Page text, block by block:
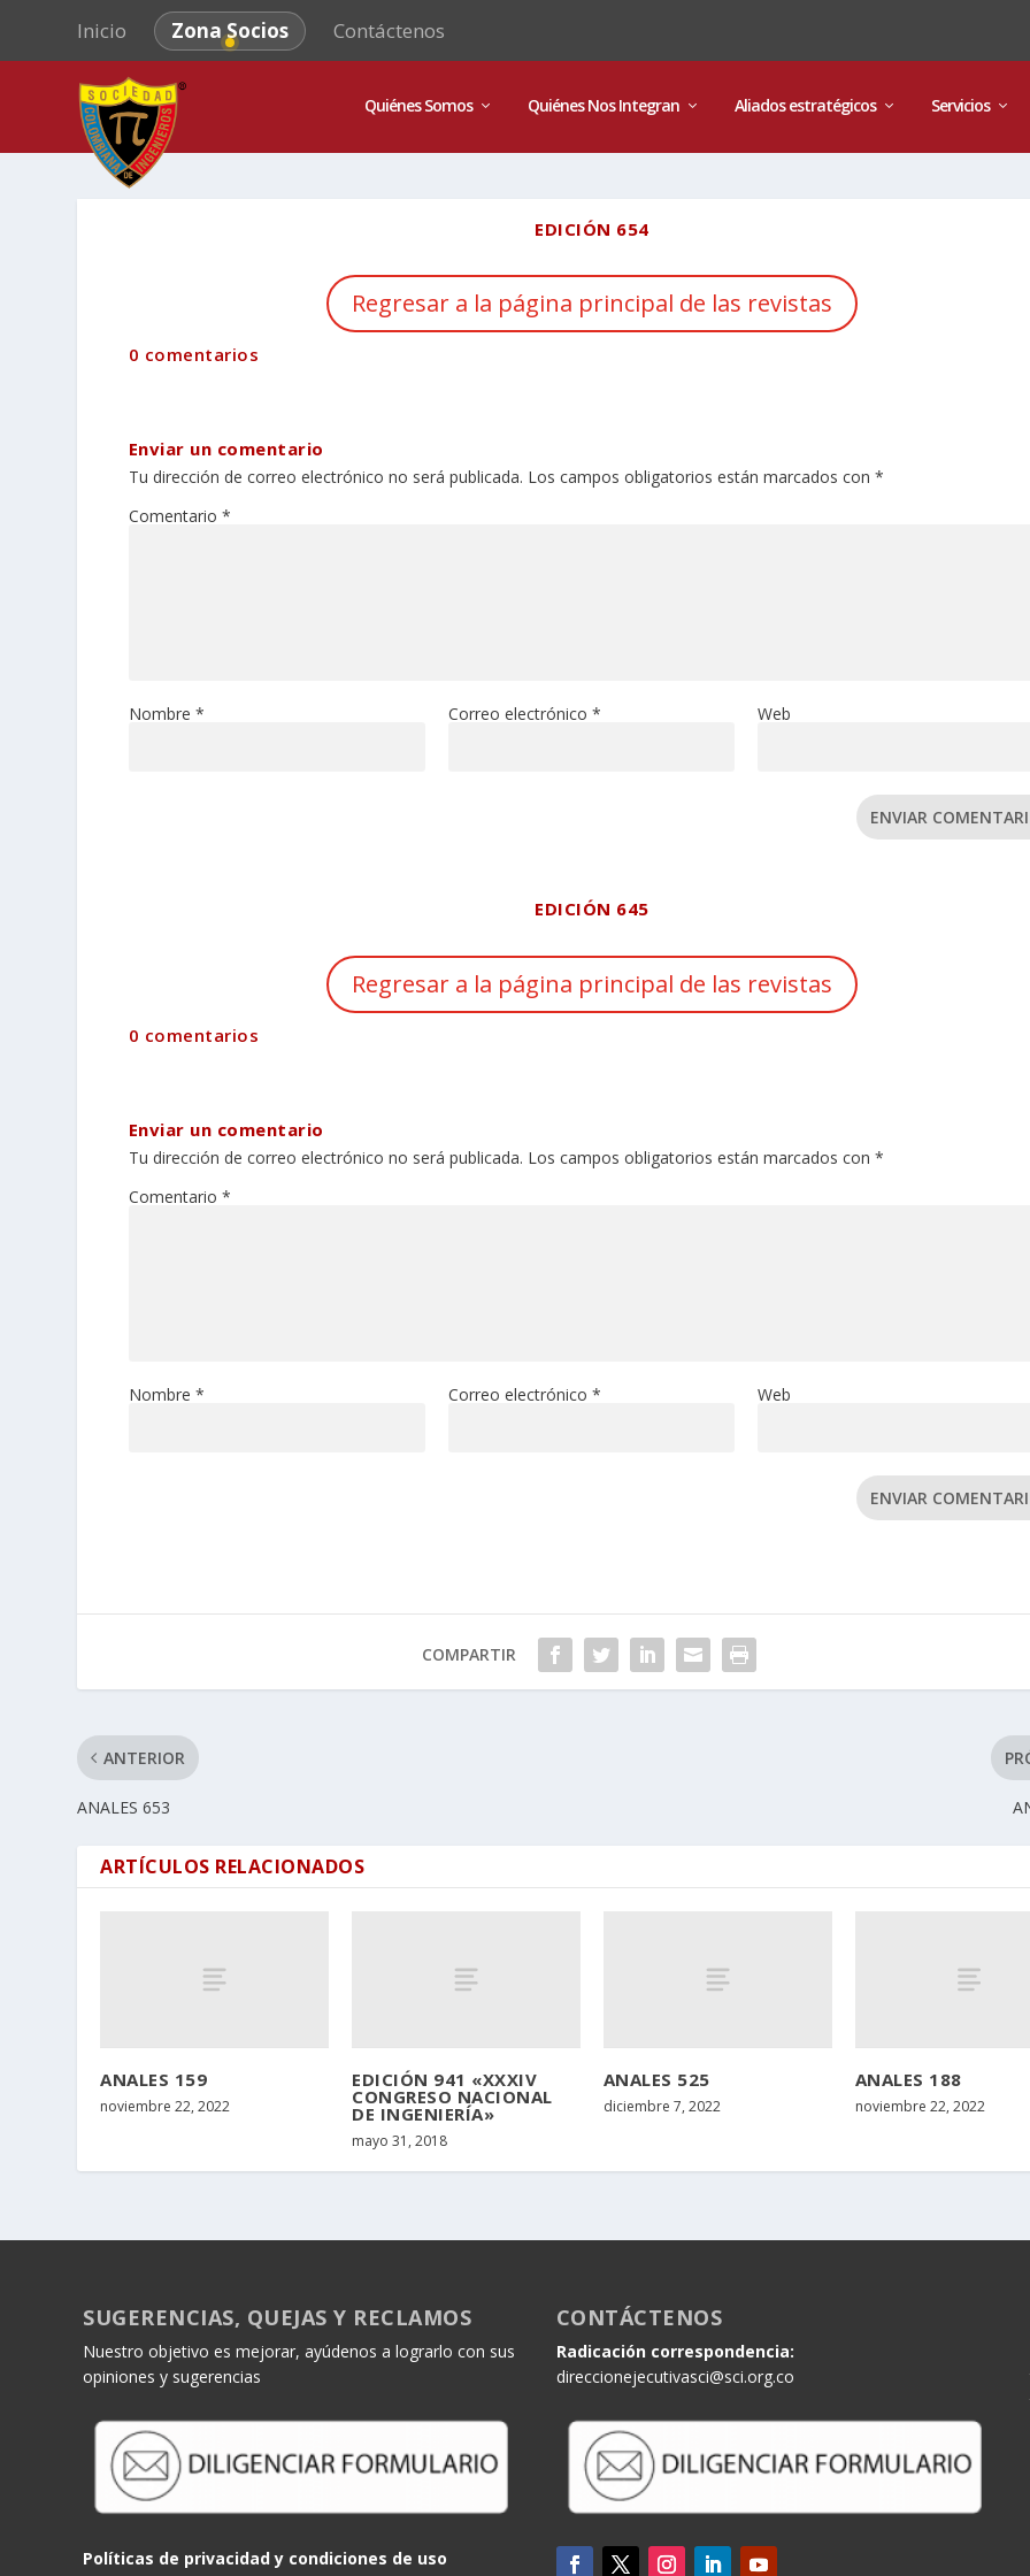
Inicio Zona Socios Contáctenos
Quiénes Somos Quiénes Nos Integran Aliados estratégicos Servicios
EDICIÓN 654
Regresar a la página principal de las revistas
0 comentarios
Enviar un comentario
Tu dirección de correo electrónico no será publicada. Los campos obligatorios están marcados con *
Comentario *
Nombre * Correo electrónico* Web
ENVIAR
EDICIÓN 645
Regresar a la página principal de las revistas
0 comentarios
Enviar un comentario
Tu dirección de correo electrónico no será publicada. Los campos obligatorios están marcados con *
Comentario *
Nombre * Correo electrónico* Web
ENVIAR
COMPARTIR
ANTERIOR
ANALES 653
ARTÍCULOS RELACIONADOS
ANALES 159
noviembre 22, 2022
EDICIÓN 941 «XXXIV
CONGRESO NACIONAL
DE INGENIERÍA»
mayo 31, 2018
ANALES 525
diciembre 7, 2022
ANALES 188
noviembre 22, 2022
SUGERENCIAS, QUEJAS Y RECLAMOS
Nuestro objetivo es mejorar, ayúdenos a lograrlo con sus
opiniones y sugerencias
Políticas de privacidad y condiciones de uso
CONTÁCTENOS
Radicación correspondencia:
direccionejecutivasci@sci.org.co